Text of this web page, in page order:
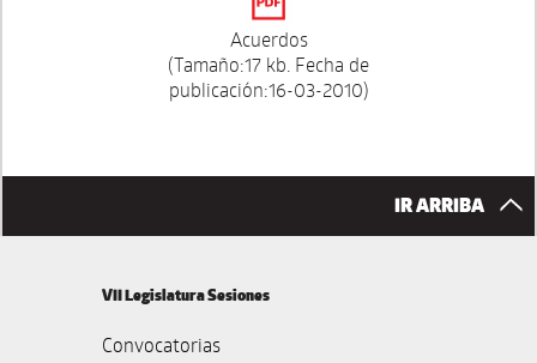
Acuerdos
(Tamaño:17 kb. Fecha de
publicación:16-03-2010)
IR ARRIBA
VII Legislatura Sesiones
Convocatorias